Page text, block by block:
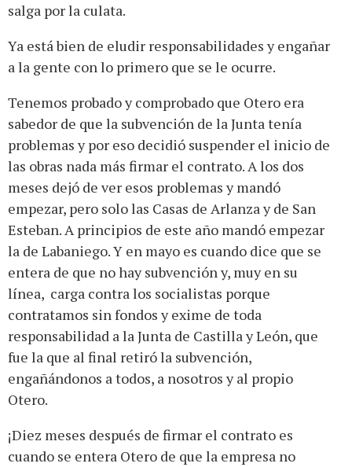
salga por la culata.
Ya está bien de eludir responsabilidades y engañar
a la gente con lo primero que se le ocurre.
Tenemos probado y comprobado que Otero era
sabedor de que la subvención de la Junta tenía
problemas y por eso decidió suspender el inicio de
las obras nada más firmar el contrato. A los dos
meses dejó de ver esos problemas y mandó
empezar, pero solo las Casas de Arlanza y de San
Esteban. A principios de este año mandó empezar
la de Labaniego. Y en mayo es cuando dice que se
entera de que no hay subvención y, muy en su
línea, carga contra los socialistas porque
contratamos sin fondos y exime de toda
responsabilidad a la Junta de Castilla y León, que
fue la que al final retiró la subvención,
engañándonos a todos, a nosotros y al propio
Otero.
¡Diez meses después de firmar el contrato es
cuando se entera Otero de que la empresa no